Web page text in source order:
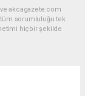
akcagazete.com
tüm sorumluluğu tek
hiçbir şekilde